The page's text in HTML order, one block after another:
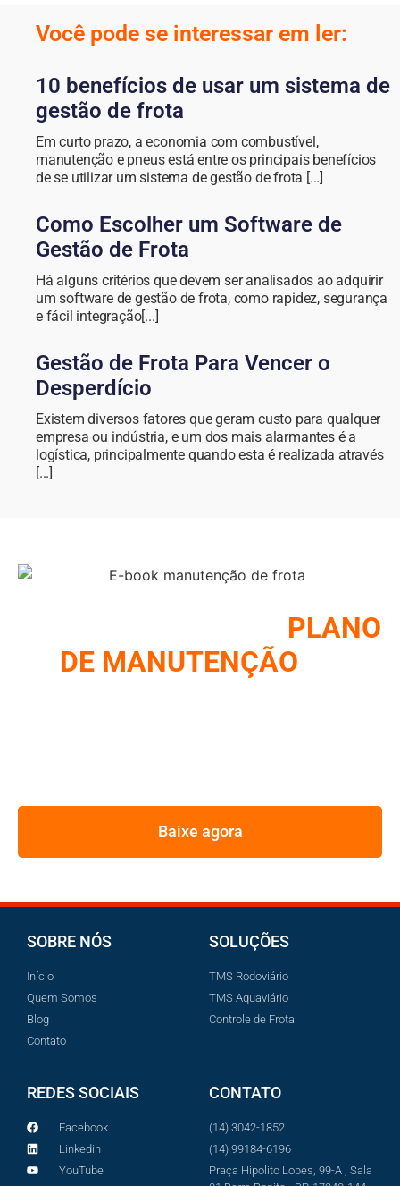
Você pode se interessar em ler:
10 benefícios de usar um sistema de
gestão de frota
Em curto prazo, a economia com combustível,
manutenção e pneus está entre os principais benefícios
de se utilizar um sistema de gestão de frota [...]
Como Escolher um Software de
Gestão de Frota
Há alguns critérios que devem ser analisados ao adquirir
um software de gestão de frota, como rapidez, segurança
e fácil integração[...]
Gestão de Frota Para Vencer o
Desperdício
Existem diversos fatores que geram custo para qualquer
empresa ou indústria, e um dos mais alarmantes é a
logística, principalmente quando esta é realizada através
[...]
PLANO
DE MANUTENÇÃO
Baixe agora
SOBRE NÓS
Início
Quem Somos
Blog
Contato
SOLUÇÕES
TMS Rodoviário
TMS Aquaviário
Controle de Frota
REDES SOCIAIS
Facebook
Linkedin
YouTube
CONTATO
(14) 3042-1852
(14) 99184-6196
Praça Hipolito Lopes, 99-A , Sala